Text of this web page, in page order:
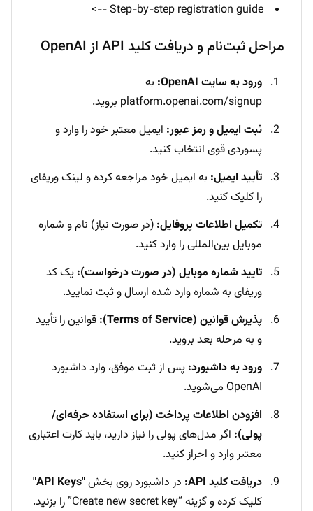
Step-by-step registration guide -->
مراحل ثبت‌نام و دریافت کلید API از OpenAI
ورود به سایت OpenAI:
به
platform.openai.com/signup بروید.
ثبت ایمیل و رمز عبور: ایمیل معتبر خود را وارد و
پسوردی قوی انتخاب کنید.
تأیید ایمیل: به ایمیل خود مراجعه کرده و لینک وریفای
را کلیک کنید.
تکمیل اطلاعات پروفایل: (در صورت نیاز) نام و شماره
موبایل بین‌المللی را وارد کنید.
تایید شماره موبایل (در صورت درخواست): یک کد
وریفای به شماره وارد شده ارسال و ثبت نمایید.
پذیرش قوانین (Terms of Service):
قوانین را تأیید
و به مرحله بعد بروید.
ورود به داشبورد: پس از ثبت موفق، وارد داشبورد
OpenAI می‌شوید.
افزودن اطلاعات پرداخت (برای استفاده حرفه‌ای/
پولی): اگر مدل‌های پولی را نیاز دارید، باید کارت اعتباری
معتبر وارد و احراز کنید.
دریافت کلید API:
در داشبورد روی بخش"API Keys"
کلیک کرده و گزینه “Create new secret key” را بزنید.